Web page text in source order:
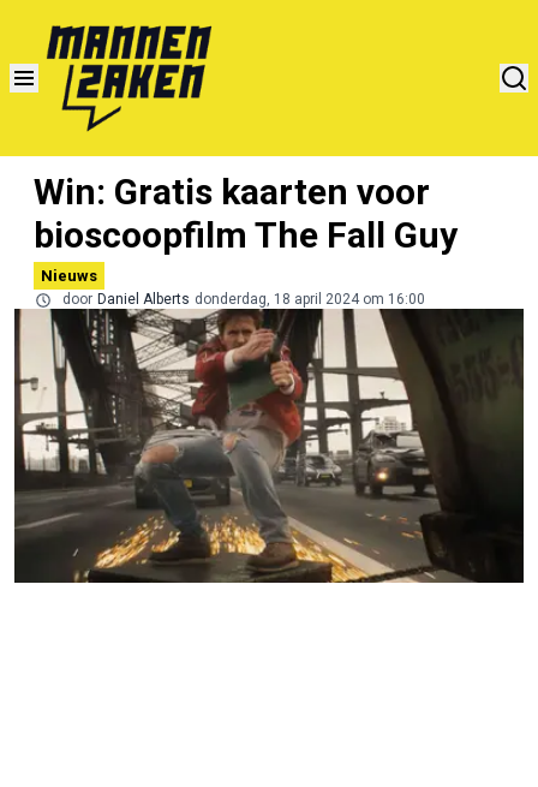
Win: Gratis kaarten voor
bioscoopfilm The Fall Guy
Nieuws
door Daniel Alberts donderdag, 18 april 2024 om 16:00